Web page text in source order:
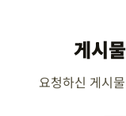
게시
요청하신 게시